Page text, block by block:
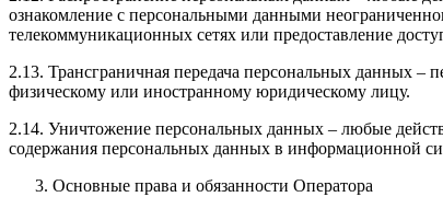
ознакомление с персональными данными
телекоммуникационных сетях или предоставление
2.13. Трансграничная передача персональных данных –
физическому или иностранному юридическому лицу.
2.14. Уничтожение персональных данных – любые
содержания персональных данных в информационной
Основные права и обязанности Оператора